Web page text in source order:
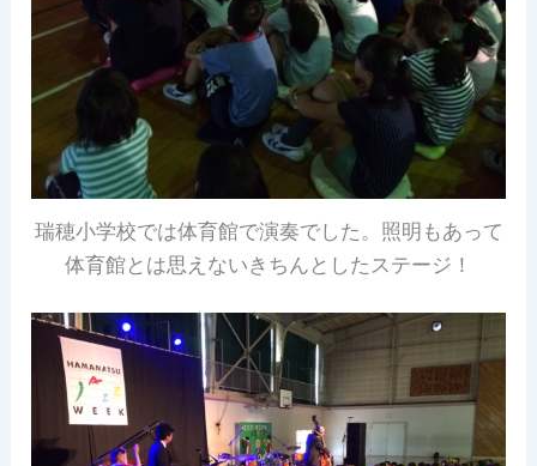
瑞穂小学校では体育館で演奏でした。照明もあって
体育館とは思えないきちんとしたステージ！